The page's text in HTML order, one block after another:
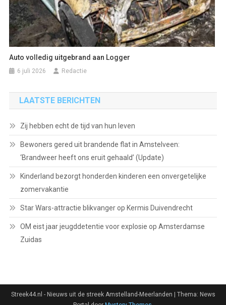
Auto volledig uitgebrand aan Logger
6 juli 2026 Redactie
LAATSTE BERICHTEN
Zij hebben echt de tijd van hun leven
Bewoners gered uit brandende flat in Amstelveen:
‘Brandweer heeft ons eruit gehaald’ (Update)
Kinderland bezorgt honderden kinderen een onvergetelijke
zomervakantie
Star Wars-attractie blikvanger op Kermis Duivendrecht
OM eist jaar jeugddetentie voor explosie op Amsterdamse
Zuidas
Streek44.nl - Nieuws uit de streek Amstelland-Meerlanden | Thema: News